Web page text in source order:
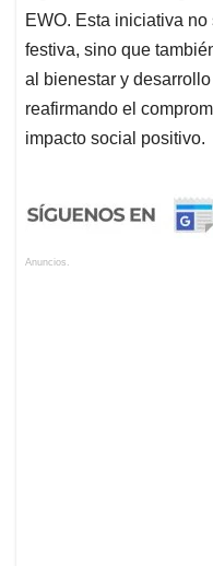
EWO. Esta iniciativa
festiva, sino que
al bienestar y
reafirmando el
impacto social positivo.
Anuncios.